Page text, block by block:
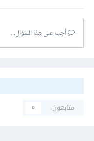
أجب على هذا السؤال...
متابعون
0